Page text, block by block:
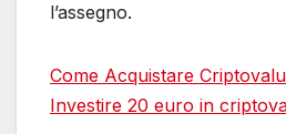
l’assegno.
Come Acquistare
Investire 20 euro in